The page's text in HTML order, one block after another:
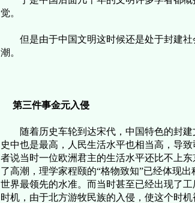
觉。
但是由于中国文明这时候还是处于封建社
潮。
第三件事金元入侵
随着历史车轮到达宋代，中国特色的封建
史中也是最高，人民生活水平也相当高，导
者说当时一位欧洲君主的生活水平还比不上
了高潮，理学家程颐的“格物致知”已经体现
世界最领先的水准。而当时甚至已经出现了
时机，由于北方游牧民族的入侵，使这个时